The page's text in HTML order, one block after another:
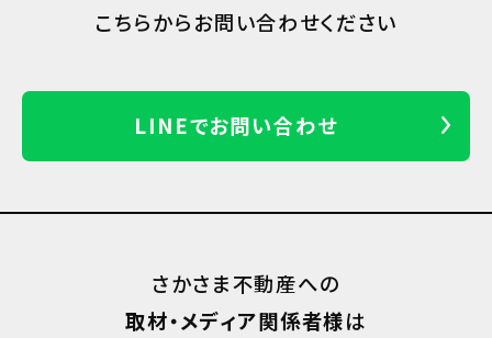
こちらからお問い合わせください
LINEでお問い合わせ
さかさま不動産への
取材・メディア関係者様は